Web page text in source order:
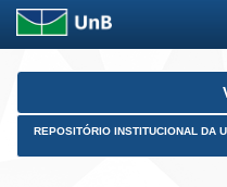
Skip
REPOSITÓRIO INSTITUCIONAL DA